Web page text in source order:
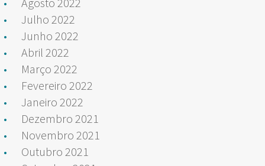
Julho 2022
Junho 2022
Abril 2022
Março 2022
Fevereiro 2022
Janeiro 2022
Dezembro 2021
Novembro 2021
Outubro 2021